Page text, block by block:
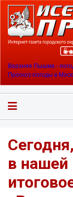
Верхняя Пышма -
Прогноз погоды в
в